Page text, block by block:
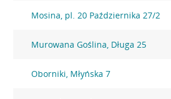
Mosina, pl. 20 Października 27/2
Murowana Goślina, Długa 25
Oborniki, Młyńska 7